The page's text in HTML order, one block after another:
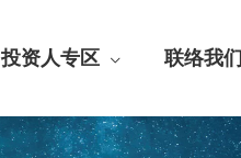
投资人专区 联络我们